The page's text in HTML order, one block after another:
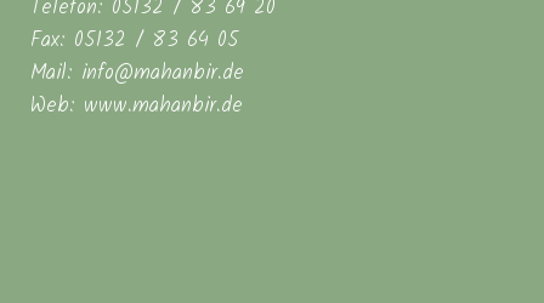
Telefon: 05132 / 83 69 20
Fax: 05132 / 83 64 05
Mail: info@mahanbir.de
Web: www.mahanbir.de